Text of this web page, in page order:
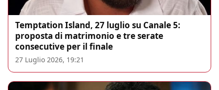
Temptation Island, 27 luglio su Canale 5:
proposta di matrimonio e tre serate
consecutive per il finale
27 Luglio 2026, 19:21